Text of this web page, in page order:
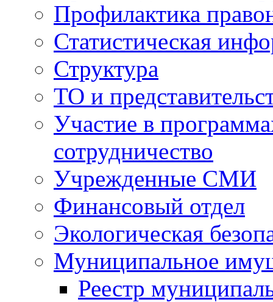
Профилактика
Статистическая
Структура
ТО и
Участие в
сотрудничество
Учрежденные СМИ
Финансовый отдел
Экологическая
Муниципальное
Реестр